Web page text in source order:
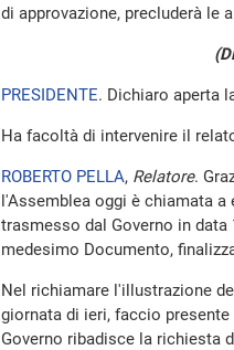
di approvazione, precluderà le
PRESIDENTE. Dichiaro aperta
Ha facoltà di intervenire il
ROBERTO PELLA, Relatore.
l'Assemblea oggi è chiamata
trasmesso dal Governo in
medesimo Documento,
Nel richiamare l'illustrazione
giornata di ieri, faccio
Governo ribadisce la richiesta